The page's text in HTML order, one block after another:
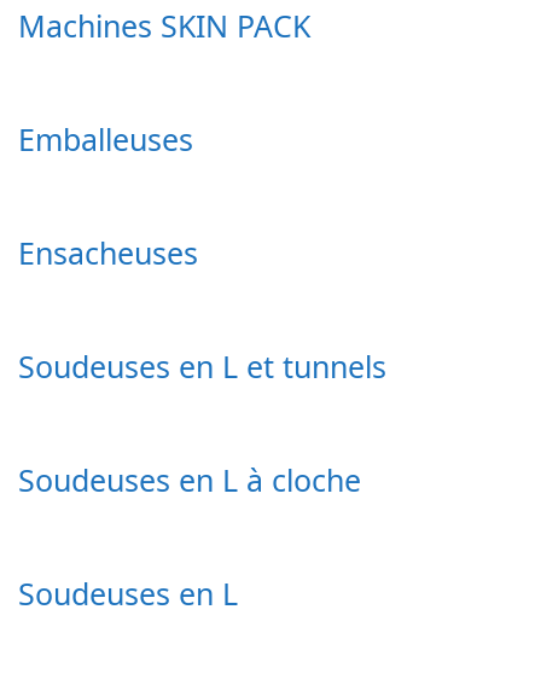
Machines SKIN PACK
Emballeuses
Ensacheuses
Soudeuses en L et tunnels
Soudeuses en L à cloche
Soudeuses en L